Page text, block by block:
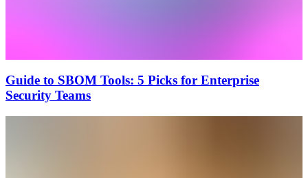
Guide to SBOM Tools: 5 Picks for Enterprise
Security Teams